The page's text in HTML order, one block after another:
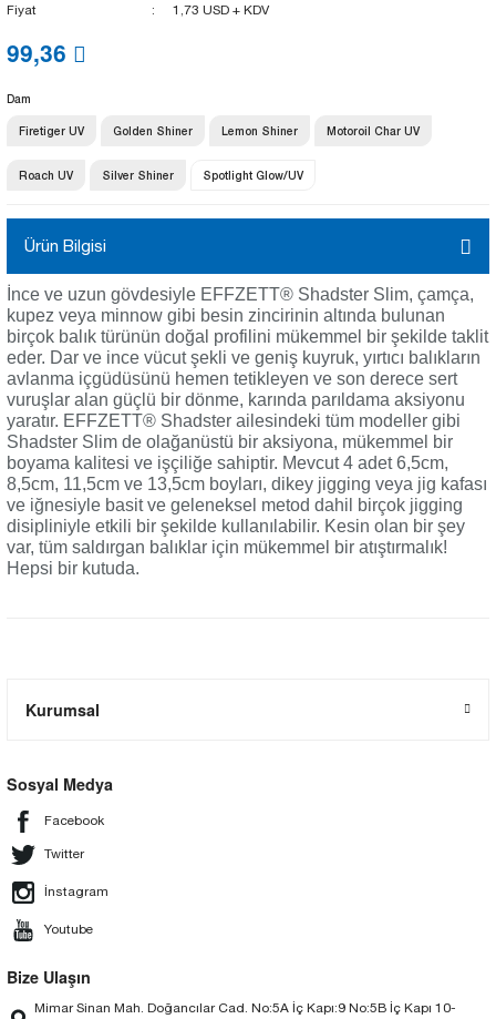
Fiyat
1,73 USD + KDV
99,36
Dam
Firetiger UV Golden Shiner Lemon Shiner Motoroil Char UV
Roach UV Silver Shiner Spotlight Glow/UV
Ürün Bilgisi
İnce ve uzun gövdesiyle EFFZETT® Shadster Slim, çamça,
kupez veya minnow gibi besin zincirinin altında bulunan
birçok balık türünün doğal profilini mükemmel bir şekilde taklit
eder. Dar ve ince vücut şekli ve geniş kuyruk, yırtıcı balıkların
avlanma içgüdüsünü hemen tetikleyen ve son derece sert
vuruşlar alan güçlü bir dönme, karında parıldama aksiyonu
yaratır. EFFZETT® Shadster ailesindeki tüm modeller gibi
Shadster Slim de olağanüstü bir aksiyona, mükemmel bir
boyama kalitesi ve işçiliğe sahiptir. Mevcut 4 adet 6,5cm,
8,5cm, 11,5cm ve 13,5cm boyları, dikey jigging veya jig kafası
ve iğnesiyle basit ve geleneksel metod dahil birçok jigging
disipliniyle etkili bir şekilde kullanılabilir. Kesin olan bir şey
var, tüm saldırgan balıklar için mükemmel bir atıştırmalık!
Hepsi bir kutuda.
Kurumsal
Sosyal Medya
Facebook
Twitter
İnstagram
Youtube
Bize Ulaşın
Mimar Sinan Mah. Doğancılar Cad. No:5A İç Kapı:9 No:5B İç Kapı 10-